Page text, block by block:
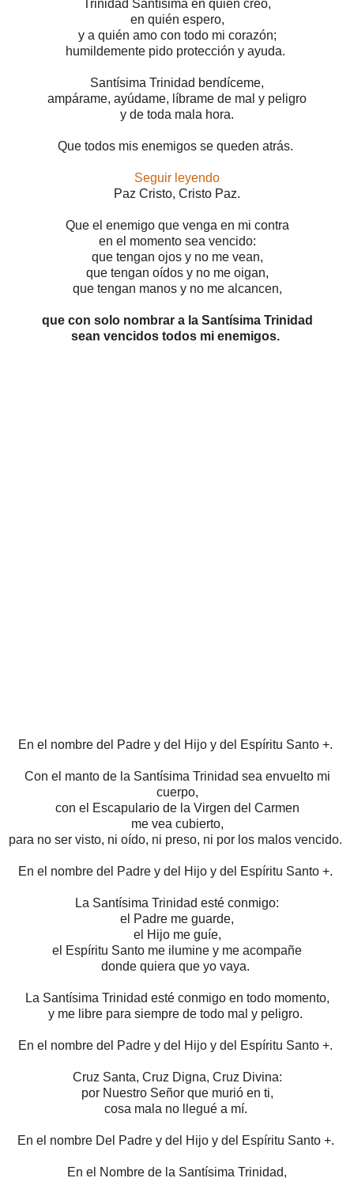
Trinidad Santísima en quién creo,
en quién espero,
y a quién amo con todo mi corazón;
humildemente pido protección y ayuda.
Santísima Trinidad bendíceme,
ampárame, ayúdame, líbrame de mal y peligro
y de toda mala hora.
Que todos mis enemigos se queden atrás.
Seguir leyendo
Paz Cristo, Cristo Paz.
Que el enemigo que venga en mi contra
en el momento sea vencido:
que tengan ojos y no me vean,
que tengan oídos y no me oigan,
que tengan manos y no me alcancen,
que con solo nombrar a la Santísima Trinidad
sean vencidos todos mi enemigos.
En el nombre del Padre y del Hijo y del Espíritu Santo +.
Con el manto de la Santísima Trinidad sea envuelto mi
cuerpo,
con el Escapulario de la Virgen del Carmen
me vea cubierto,
para no ser visto, ni oído, ni preso, ni por los malos vencido.
En el nombre del Padre y del Hijo y del Espíritu Santo +.
La Santísima Trinidad esté conmigo:
el Padre me guarde,
el Hijo me guíe,
el Espíritu Santo me ilumine y me acompañe
donde quiera que yo vaya.
La Santísima Trinidad esté conmigo en todo momento,
y me libre para siempre de todo mal y peligro.
En el nombre del Padre y del Hijo y del Espíritu Santo +.
Cruz Santa, Cruz Digna, Cruz Divina:
por Nuestro Señor que murió en ti,
cosa mala no llegué a mí.
En el nombre Del Padre y del Hijo y del Espíritu Santo +.
En el Nombre de la Santísima Trinidad,